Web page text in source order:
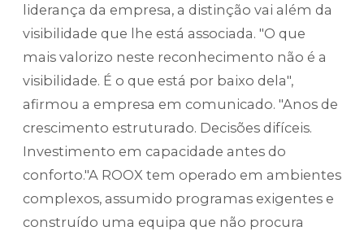
liderança da empresa, a distinção vai além da
visibilidade que lhe está associada. "O que
mais valorizo neste reconhecimento não é a
visibilidade. É o que está por baixo dela",
afirmou a empresa em comunicado. "Anos de
crescimento estruturado. Decisões difíceis.
Investimento em capacidade antes do
conforto."A ROOX tem operado em ambientes
complexos, assumido programas exigentes e
construído uma equipa que não procura